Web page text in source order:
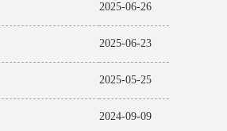
2025-06-26
2025-06-23
2025-05-25
2024-09-09